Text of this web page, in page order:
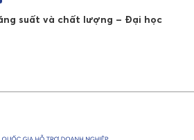
suất và chất lượng – Đại học